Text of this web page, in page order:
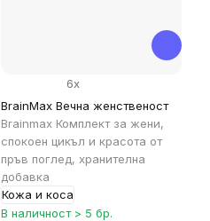
BrainMax Вечна женственост
Brainmax Комплект за жени,
спокоен цикъл и красота от
пръв поглед, хранителна
добавка
Кожа и коса
6x
В наличност > 5 бр.